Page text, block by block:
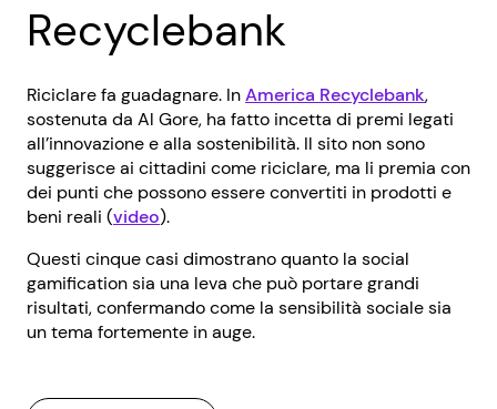
Recyclebank
Riciclare fa guadagnare. InAmerica Recyclebank,
sostenuta da Al Gore, ha fatto incetta di premi legati
all’innovazione e alla sostenibilità. Il sito non sono
suggerisce ai cittadini come riciclare, ma li premia con
dei punti che possono essere convertiti in prodotti e
beni reali (video).
Questi cinque casi dimostrano quanto la social
gamification sia una leva che può portare grandi
risultati, confermando come la sensibilità sociale sia
un tema fortemente in auge.